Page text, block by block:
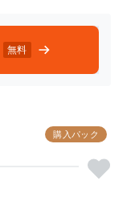
無料
購入パック